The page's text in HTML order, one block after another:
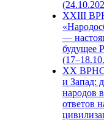
XXIII
—
будущее
XX ВРНС
и Запад:
народов
ответов